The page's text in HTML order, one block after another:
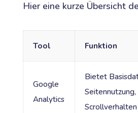
Hier eine kurze Übersicht
Tool Funktion
Google
Analytics
Bietet
Scrollverhalten